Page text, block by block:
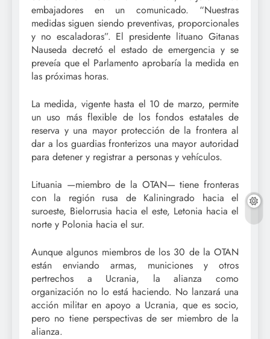
embajadores en un comunicado. “Nuestras
medidas siguen siendo preventivas, proporcionales
y no escaladoras”. El presidente lituano Gitanas
Nauseda decretó el estado de emergencia y se
preveía que el Parlamento aprobaría la medida en
las próximas horas.
La medida, vigente hasta el 10 de marzo, permite
un uso más flexible de los fondos estatales de
reserva y una mayor protección de la frontera al
dar a los guardias fronterizos una mayor autoridad
para detener y registrar a personas y vehículos.
Lituania —miembro de la OTAN— tiene fronteras
con la región rusa de Kaliningrado hacia el
suroeste, Bielorrusia hacia el este, Letonia hacia el
norte y Polonia hacia el sur.
Aunque algunos miembros de los 30 de la OTAN
están enviando armas, municiones y otros
pertrechos a Ucrania, la alianza como
organización no lo está haciendo. No lanzará una
acción militar en apoyo a Ucrania, que es socio,
pero no tiene perspectivas de ser miembro de la
alianza.